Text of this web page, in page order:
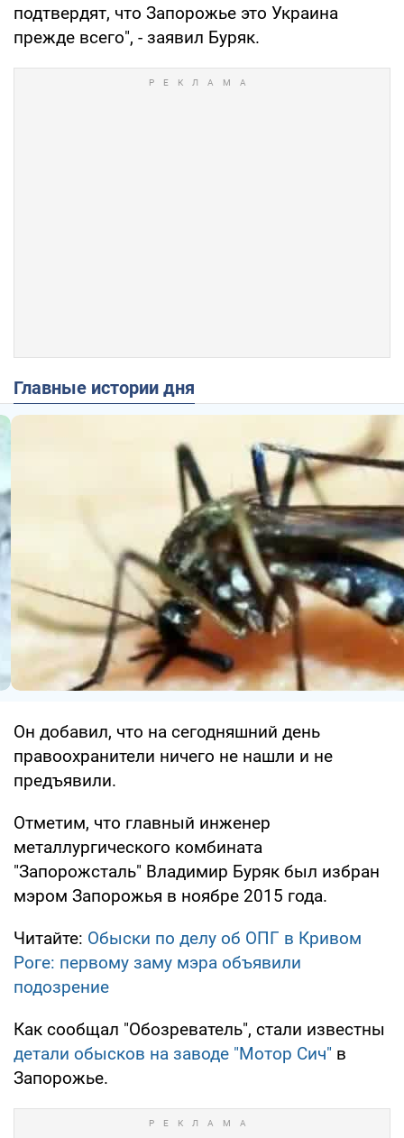
подтвердят, что Запорожье это Украина
прежде всего", - заявил Буряк.
Главные истории дня
Он добавил, что на сегодняшний день
правоохранители ничего не нашли и не
предъявили.
Отметим, что главный инженер
металлургического комбината
"Запорожсталь" Владимир Буряк был избран
мэром Запорожья в ноябре 2015 года.
Читайте: Обыски по делу об ОПГ в Кривом
Роге: первому заму мэра объявили
подозрение
Как сообщал "Обозреватель", стали известны
детали обысков на заводе "Мотор Сич" в
Запорожье.